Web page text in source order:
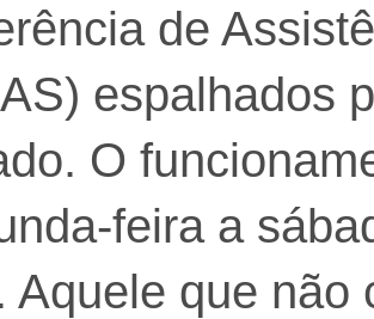
de
espalhados
O
feira a
Aquele que não